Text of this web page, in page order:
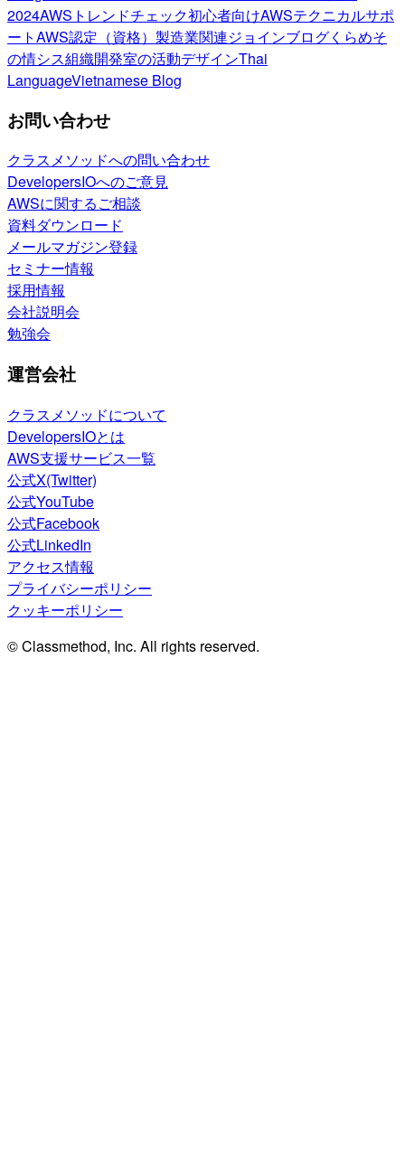
2024AWSトレンドチェック初心者向けAWSテクニカルサポ
ートAWS認定（資格） 製造業関連ジョインブログくらめそ
の情シス組織開発室の活動デザインThai
LanguageVietnamese Blog
お問い合わせ
クラスメソッドへの問い合わせ
DevelopersIOへのご意見
AWSに関するご相談
資料ダウンロード
メールマガジン登録
セミナー情報
採用情報
会社説明会
勉強会
運営会社
クラスメソッドについて
DevelopersIOとは
AWS支援サービス一覧
公式X(Twitter)
公式YouTube
公式Facebook
公式LinkedIn
アクセス情報
プライバシーポリシー
クッキーポリシー
© Classmethod, Inc. All rights reserved.